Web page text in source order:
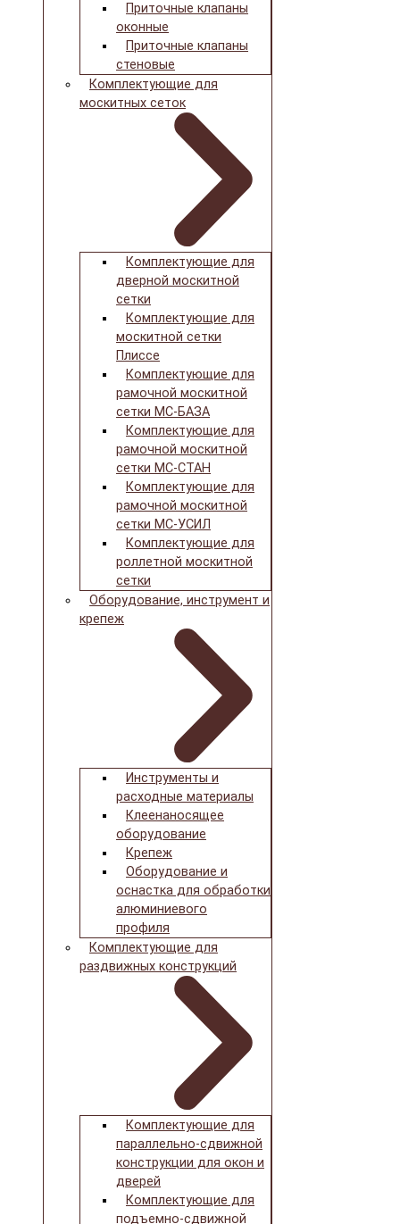
Приточные клапаны
оконные
Приточные клапаны
стеновые
Комплектующие для
москитных сеток
Комплектующие для
дверной москитной
сетки
Комплектующие для
москитной сетки
Плиссе
Комплектующие для
рамочной москитной
сетки МС-БАЗА
Комплектующие для
рамочной москитной
сетки МС-СТАН
Комплектующие для
рамочной москитной
сетки МС-УСИЛ
Комплектующие для
роллетной москитной
сетки
Оборудование, инструмент и
крепеж
Инструменты и
расходные материалы
Клеенаносящее
оборудование
Крепеж
Оборудование и
оснастка для обработки
алюминиевого
профиля
Комплектующие для
раздвижных конструкций
Комплектующие для
параллельно-сдвижной
конструкции для окон и
дверей
Комплектующие для
подъемно-сдвижной